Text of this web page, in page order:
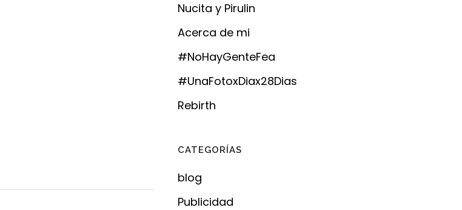
Nucita y Pirulin
Acerca de mi
#NoHayGenteFea
#UnaFotoxDiax28Dias
Rebirth
CATEGORÍAS
blog
Publicidad